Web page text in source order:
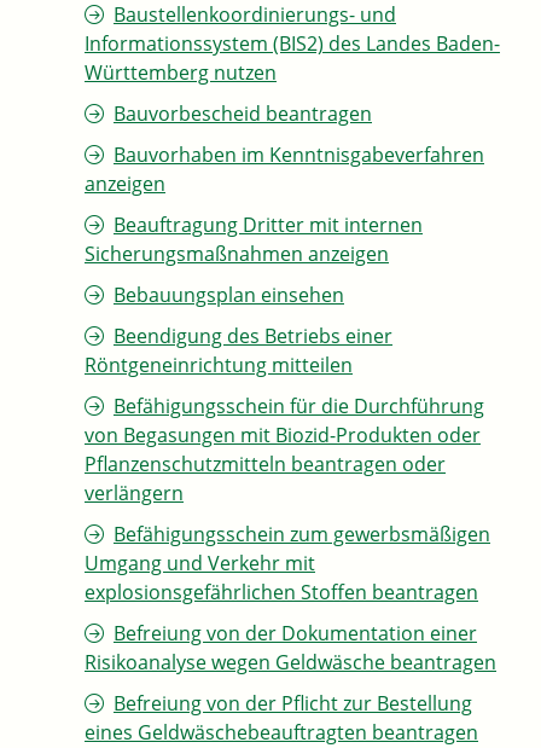
Baustellenkoordinierungs- und
Informationssystem (BIS2) des Landes Baden-
Württemberg nutzen
Bauvorbescheid beantragen
Bauvorhaben im Kenntnisgabeverfahren
anzeigen
Beauftragung Dritter mit internen
Sicherungsmaßnahmen anzeigen
Bebauungsplan einsehen
Beendigung des Betriebs einer
Röntgeneinrichtung mitteilen
Befähigungsschein für die Durchführung
von Begasungen mit Biozid-Produkten oder
Pflanzenschutzmitteln beantragen oder
verlängern
Befähigungsschein zum gewerbsmäßigen
Umgang und Verkehr mit
explosionsgefährlichen Stoffen beantragen
Befreiung von der Dokumentation einer
Risikoanalyse wegen Geldwäsche beantragen
Befreiung von der Pflicht zur Bestellung
eines Geldwäschebeauftragten beantragen